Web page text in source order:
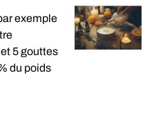
exemple
5 gouttes
du poids